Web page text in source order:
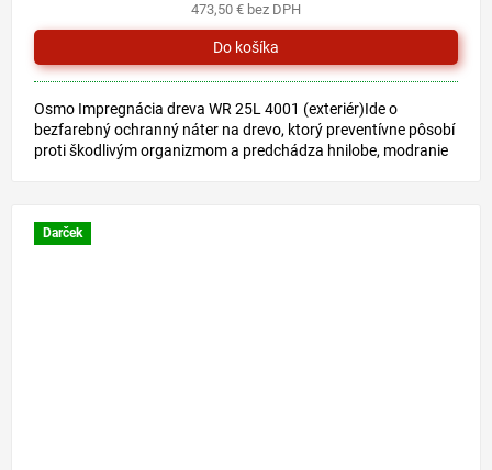
473,50 € bez DPH
Osmo Impregnácia dreva WR 25L 4001 (exteriér)Ide o
bezfarebný ochranný náter na drevo, ktorý preventívne pôsobí
proti škodlivým organizmom a predchádza hnilobe, modranie
Darček